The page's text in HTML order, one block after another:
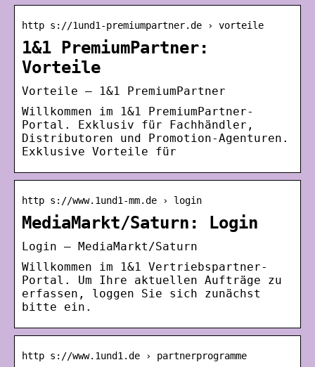
http s://1und1-premiumpartner.de › vorteile
1&1 PremiumPartner:
Vorteile
Vorteile – 1&1 PremiumPartner
Willkommen im 1&1 PremiumPartner-
Portal. Exklusiv für Fachhändler,
Distributoren und Promotion-Agenturen.
Exklusive Vorteile für
http s://www.1und1-mm.de › login
MediaMarkt/Saturn: Login
Login – MediaMarkt/Saturn
Willkommen im 1&1 Vertriebspartner-
Portal. Um Ihre aktuellen Aufträge zu
erfassen, loggen Sie sich zunächst
bitte ein.
http s://www.1und1.de › partnerprogramme